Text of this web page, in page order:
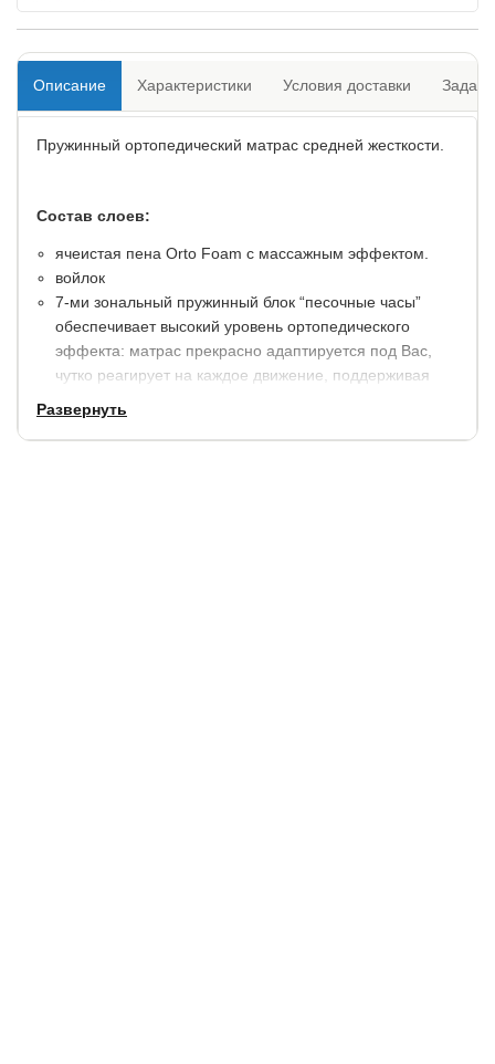
Описание Характеристики Условия доставки
Пружинный ортопедический матрас средней жесткости.
Состав слоев:
ячеистая пена Orto Foam с массажным эффектом.
войлок
7-ми зональный пружинный блок “песочные часы”
обеспечивает высокий уровень ортопедического
эффекта: матрас прекрасно адаптируется под Вас,
чутко реагирует на каждое движение, поддерживая
войлок
Развернуть